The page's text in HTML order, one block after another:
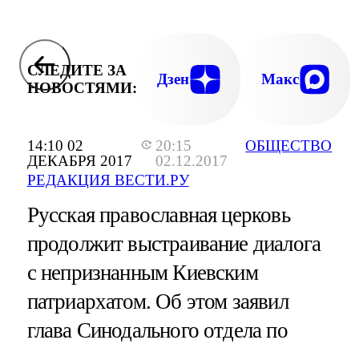
14:10 02
ДЕКАБРЯ 2017
20:15
02.12.2017
РЕДАКЦИЯ ВЕСТИ.РУ
ОБЩЕСТВО
СЛЕДИТЕ ЗА
НОВОСТЯМИ:
Дзен Макс
Русская православная церковь
продолжит выстраивание диалога
с непризнанным Киевским
патриархатом. Об этом заявил
глава Синодального отдела по